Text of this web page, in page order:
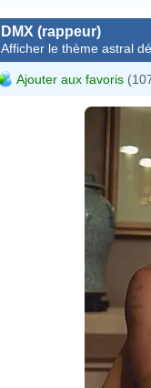
DMX (rappeur)
Afficher le thème astral
Ajouter aux favoris